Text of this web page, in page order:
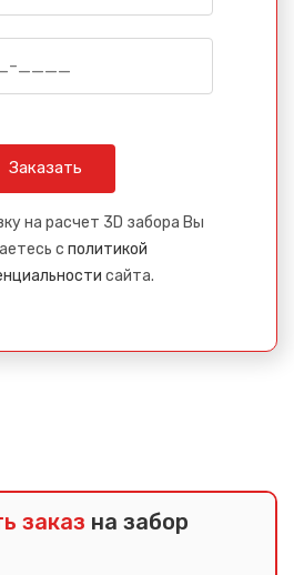
на расчет 3D забора Вы
с политикой
сайта.
заказ на забор